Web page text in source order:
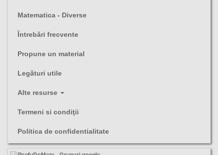
Matematica - Diverse
Întrebări frecvente
Propune un material
Legături utile
Alte resurse
Termeni si condiţii
Politica de confidentialitate